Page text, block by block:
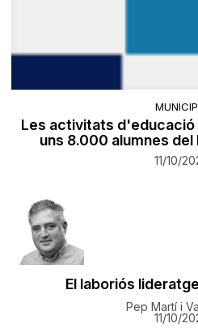
Les activitats d'educació
uns 8.000 alumnes del
11/10/
El laboriós
Pep Martí i
11/10/